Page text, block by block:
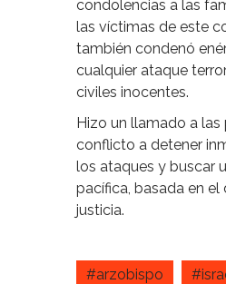
condolencias a las
las víctimas de este
también condenó
cualquier ataque
civiles inocentes.
Hizo un llamado a las
conflicto a detener
los ataques y buscar
pacífica, basada en el
justicia.
#arzobispo